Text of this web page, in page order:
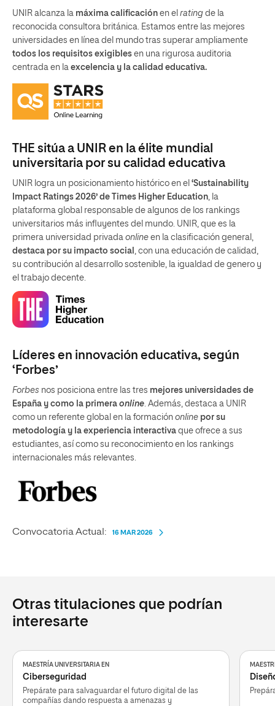
UNIR alcanza la máxima calificación en el rating de la
reconocida consultora británica. Estamos entre las mejores
universidades en línea del mundo tras superar ampliamente
todos los requisitos exigibles en una rigurosa auditoria
centrada en la excelencia y la calidad educativa.
THE sitúa a UNIR en la élite mundial
universitaria por su calidad educativa
UNIR logra un posicionamiento histórico en el ‘Sustainability
Impact Ratings 2026’ de Times Higher Education, la
plataforma global responsable de algunos de los rankings
universitarios más influyentes del mundo. UNIR, que es la
primera universidad privada online en la clasificación general,
destaca por su impacto social , con una educación de calidad,
su contribución al desarrollo sostenible, la igualdad de genero y
el trabajo decente.
Líderes en innovación educativa, según
‘Forbes’
Forbes nos posiciona entre las tres mejores universidades de
España y como la primera online . Además, destaca a UNIR
como un referente global en la formación online por su
metodología y la experiencia interactiva que ofrece a sus
estudiantes, así como su reconocimiento en los rankings
internacionales más relevantes.
Convocatoria Actual: 16 MAR 2026
Otras titulaciones que podrían
interesarte
MAESTRÍA UNIVERSITARIA EN
Ciberseguridad
Prepárate para salvaguardar el futuro digital de las
compañías dando respuesta a amenazas y